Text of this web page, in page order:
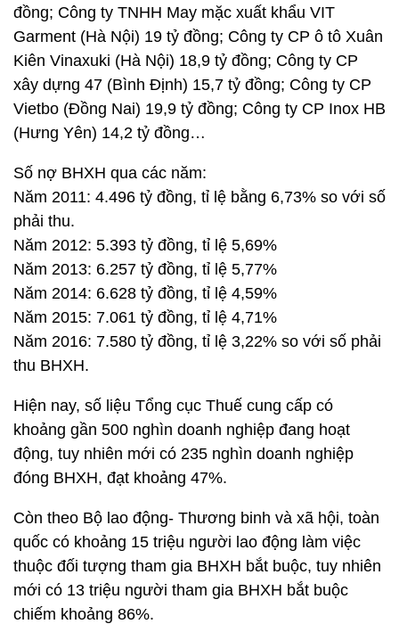
đồng; Công ty TNHH May mặc xuất khẩu VIT
Garment (Hà Nội) 19 tỷ đồng; Công ty CP ô tô Xuân
Kiên Vinaxuki (Hà Nội) 18,9 tỷ đồng; Công ty CP
xây dựng 47 (Bình Định) 15,7 tỷ đồng; Công ty CP
Vietbo (Đồng Nai) 19,9 tỷ đồng; Công ty CP Inox HB
(Hưng Yên) 14,2 tỷ đồng…
Số nợ BHXH qua các năm:
Năm 2011: 4.496 tỷ đồng, tỉ lệ bằng 6,73% so với số
phải thu.
Năm 2012: 5.393 tỷ đồng, tỉ lệ 5,69%
Năm 2013: 6.257 tỷ đồng, tỉ lệ 5,77%
Năm 2014: 6.628 tỷ đồng, tỉ lệ 4,59%
Năm 2015: 7.061 tỷ đồng, tỉ lệ 4,71%
Năm 2016: 7.580 tỷ đồng, tỉ lệ 3,22% so với số phải
thu BHXH.
Hiện nay, số liệu Tổng cục Thuế cung cấp có
khoảng gần 500 nghìn doanh nghiệp đang hoạt
động, tuy nhiên mới có 235 nghìn doanh nghiệp
đóng BHXH, đạt khoảng 47%.
Còn theo Bộ lao động- Thương binh và xã hội, toàn
quốc có khoảng 15 triệu người lao động làm việc
thuộc đối tượng tham gia BHXH bắt buộc, tuy nhiên
mới có 13 triệu người tham gia BHXH bắt buộc
chiếm khoảng 86%.